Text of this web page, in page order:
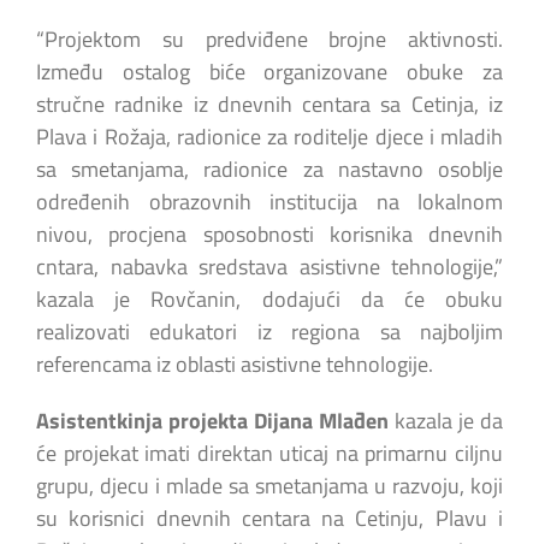
“Projektom su predviđene brojne aktivnosti.
Između ostalog biće organizovane obuke za
stručne radnike iz dnevnih centara sa Cetinja, iz
Plava i Rožaja, radionice za roditelje djece i mladih
sa smetanjama, radionice za nastavno osoblje
određenih obrazovnih institucija na lokalnom
nivou, procjena sposobnosti korisnika dnevnih
cntara, nabavka sredstava asistivne tehnologije,”
kazala je Rovčanin, dodajući da će obuku
realizovati edukatori iz regiona sa najboljim
referencama iz oblasti asistivne tehnologije.
Asistentkinja projekta Dijana Mlađen kazala je da
će projekat imati direktan uticaj na primarnu ciljnu
grupu, djecu i mlade sa smetanjama u razvoju, koji
su korisnici dnevnih centara na Cetinju, Plavu i